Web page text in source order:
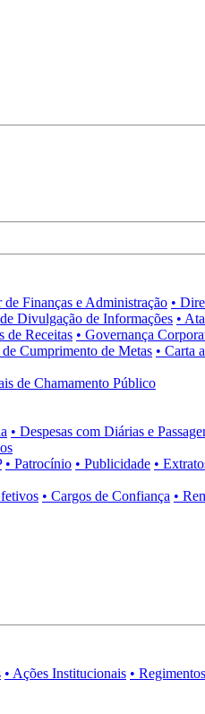
de Finanças e Administração •
Divulgação de Informações •
de Receitas • Governança
Cumprimento de Metas • Carta
de Chamamento Público
• Despesas com Diárias e
• Patrocínio • Publicidade •
• Cargos de Confiança •
• Ações Institucionais • Regimentos